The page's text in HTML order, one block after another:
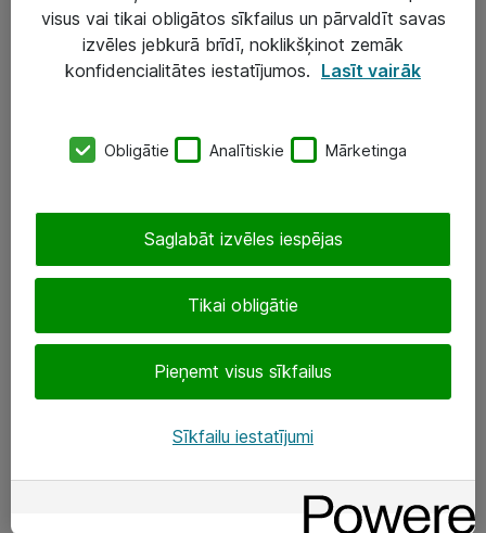
IT infrastruktūra
Darba vietu IT risinājumi
SIA „ATEA”
+(371) 67 81 90 50
eShop@atea.lv
Sekojiet mums
visus vai tikai obligātos sīkfailus un pārvaldīt savas
izvēles jebkurā brīdī, noklikšķinot zemāk
konfidencialitātes iestatījumos. Lasīt vairāk
Obligātie Analītiskie Mārketinga
Tikai obligātie
Pieņemt visus sīkfailus
Saglabāt izvēles iespējas
Sīkfailu iestatījumi